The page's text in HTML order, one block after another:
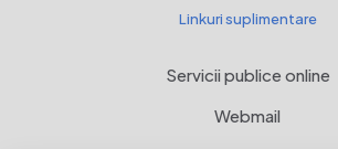
Linkuri suplimentare
Servicii publice online
Webmail